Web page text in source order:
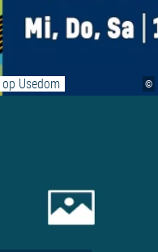
©
Usedom